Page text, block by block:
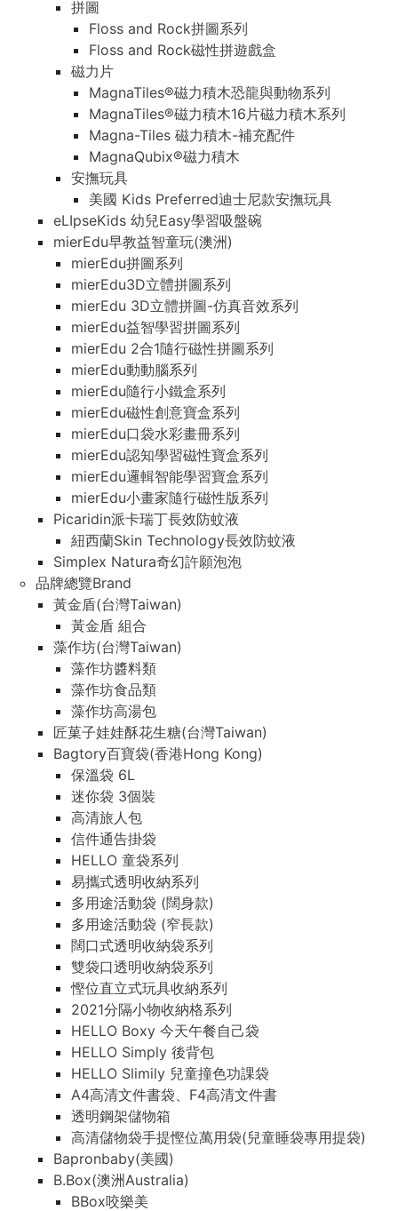
拼圖
Floss and Rock拼圖系列
Floss and Rock磁性拼遊戲盒
磁力片
MagnaTiles®磁力積木恐龍與動物系列
MagnaTiles®磁力積木16片磁力積木系列
Magna-Tiles 磁力積木-補充配件
MagnaQubix®磁力積木
安撫玩具
美國 Kids Preferred迪士尼款安撫玩具
eLIpseKids 幼兒Easy學習吸盤碗
mierEdu早教益智童玩(澳洲)
mierEdu拼圖系列
mierEdu3D立體拼圖系列
mierEdu 3D立體拼圖-仿真音效系列
mierEdu益智學習拼圖系列
mierEdu 2合1隨行磁性拼圖系列
mierEdu動動腦系列
mierEdu隨行小鐵盒系列
mierEdu磁性創意寶盒系列
mierEdu口袋水彩畫冊系列
mierEdu認知學習磁性寶盒系列
mierEdu邏輯智能學習寶盒系列
mierEdu小畫家隨行磁性版系列
Picaridin派卡瑞丁長效防蚊液
紐西蘭Skin Technology長效防蚊液
Simplex Natura奇幻許願泡泡
品牌總覽Brand
黃金盾(台灣Taiwan)
黃金盾 組合
藻作坊(台灣Taiwan)
藻作坊醬料類
藻作坊食品類
藻作坊高湯包
匠菓子娃娃酥花生糖(台灣Taiwan)
Bagtory百寶袋(香港Hong Kong)
保溫袋 6L
迷你袋 3個裝
高清旅人包
信件通告掛袋
HELLO 童袋系列
易攜式透明收納系列
多用途活動袋 (闊身款)
多用途活動袋 (窄長款)
闊口式透明收納袋系列
雙袋口透明收納袋系列
慳位直立式玩具收納系列
2021分隔小物收納格系列
HELLO Boxy 今天午餐自己袋
HELLO Simply 後背包
HELLO Slimily 兒童撞色功課袋
A4高清文件書袋、F4高清文件書
透明鋼架儲物箱
高清儲物袋手提慳位萬用袋(兒童睡袋專用提袋)
Bapronbaby(美國)
B.Box(澳洲Australia)
BBox咬樂美